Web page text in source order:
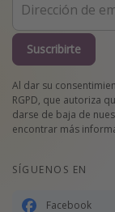
Suscribirte
Al dar su
RGPD, que autoriza
darse de baja de
encontrar más
SÍGUENOS EN
Facebook